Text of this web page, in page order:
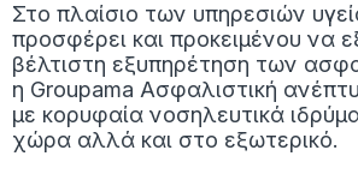
Στο πλαίσιο των υπηρεσιών
προσφέρει και προκειμένου να
βέλτιστη εξυπηρέτηση των
η Groupama Ασφαλιστική
με κορυφαία νοσηλευτικά
χώρα αλλά και στο εξωτερικό.